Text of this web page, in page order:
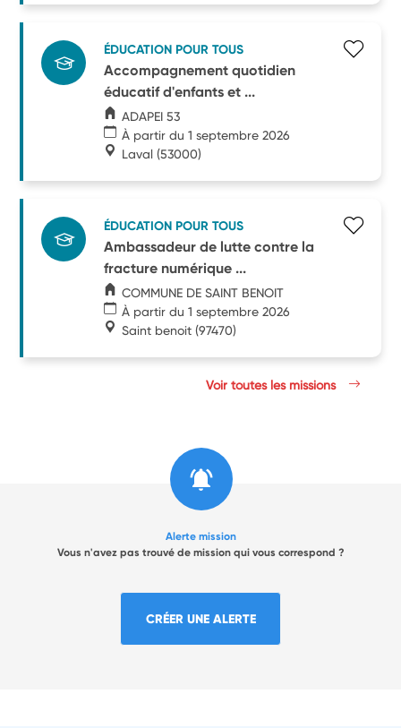
ÉDUCATION POUR TOUS
Accompagnement quotidien
éducatif d'enfants et ...
ADAPEI 53
À partir du 1 septembre 2026
Laval (53000)
ÉDUCATION POUR TOUS
Ambassadeur de lutte contre la
fracture numérique ...
COMMUNE DE SAINT BENOIT
À partir du 1 septembre 2026
Saint benoit (97470)
Voir toutes les missions
Alerte mission
Vous n'avez pas trouvé de mission qui vous correspond ?
CRÉER UNE ALERTE